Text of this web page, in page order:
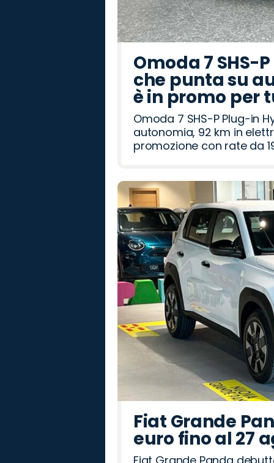
Omoda 7 SHS-
che punta su
è in promo per
Omoda 7 SHS-P Plug-in
autonomia, 92 km in
promozione con rate da
Fiat Grande
euro fino al 27